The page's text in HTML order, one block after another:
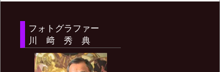
ビ
ゲ
フォトグラファー
川 﨑 秀 典